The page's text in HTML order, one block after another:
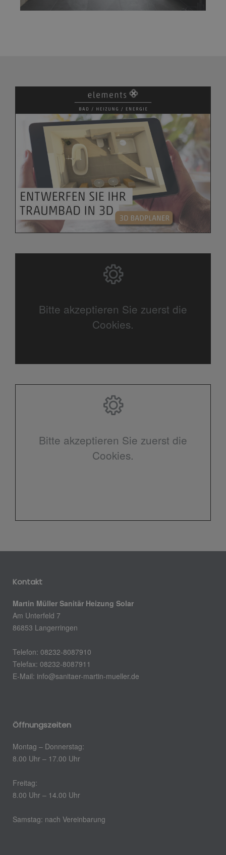
Bitte akzeptieren Sie zuerst die
Cookies.
Bitte akzeptieren Sie zuerst die
Cookies.
Kontakt
Martin Müller Sanitär Heizung Solar
Am Unterfeld 7
86853 Langerringen
Telefon: 08232-8087910
Telefax: 08232-8087911
E-Mail: info@sanitaer-martin-mueller.de
Öffnungszeiten
Montag – Donnerstag:
8.00 Uhr – 17.00 Uhr
Freitag:
8.00 Uhr – 14.00 Uhr
Samstag: nach Vereinbarung